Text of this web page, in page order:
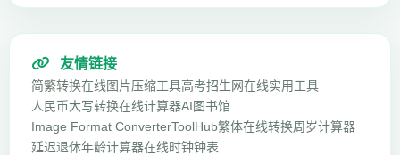
友情链接
简繁转换在线图片压缩工具高考招生网在线实用工具
人民币大写转换在线计算器AI图书馆
Image Format ConverterToolHub繁体在线转换周岁计算器
延迟退休年龄计算器在线时钟钟表